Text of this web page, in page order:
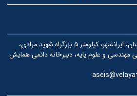
سیستان و بلوچستان، ایرانشهر، کیلومتر ۵ بزرگراه شهید مرادی،
مهندسی و علوم پایه، دبیرخانه دائمی همایش